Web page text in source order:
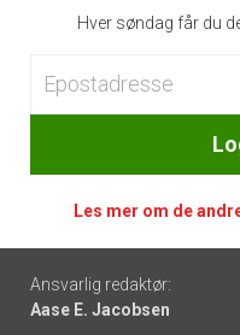
Hver søndag får du
Les mer om de
Footer
-
Ansvarlig redaktør:
Aase E. Jacobsen